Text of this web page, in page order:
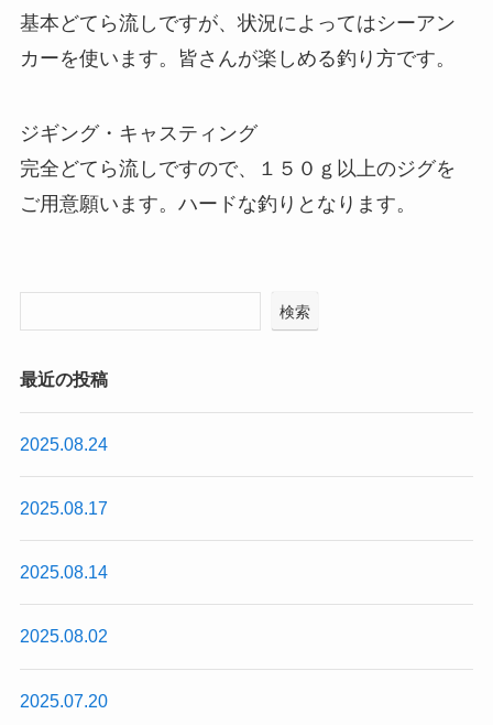
基本どてら流しですが、状況によってはシーアン
カーを使います。皆さんが楽しめる釣り方です。
ジギング・キャスティング
完全どてら流しですので、１５０ｇ以上のジグを
ご用意願います。ハードな釣りとなります。
検索
最近の投稿
2025.08.24
2025.08.17
2025.08.14
2025.08.02
2025.07.20